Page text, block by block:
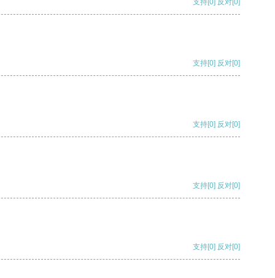
支持[0] 反对[0]
支持[0] 反对[0]
支持[0] 反对[0]
支持[0] 反对[0]
支持[0] 反对[0]